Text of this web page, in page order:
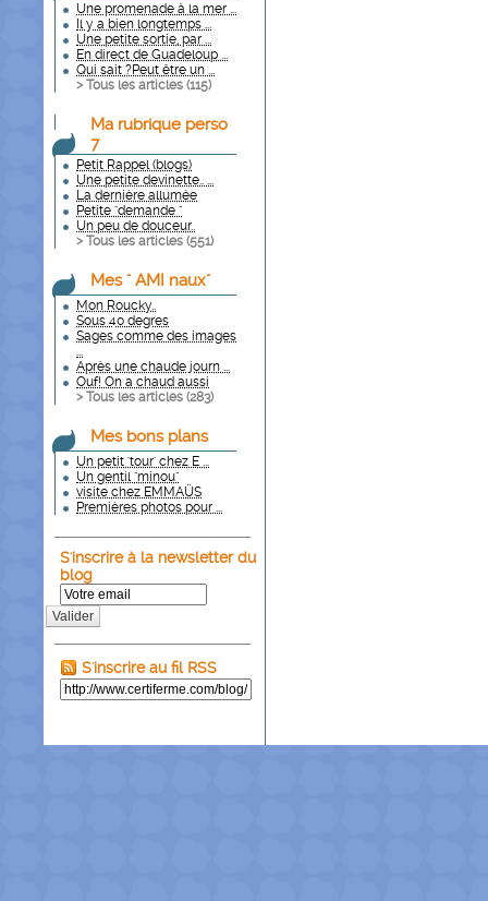
Une promenade à la mer ...
Il y a bien longtemps ...
Une petite sortie, par ...
En direct de Guadeloup ...
Qui sait ?Peut être un ...
> Tous les articles (115)
Ma rubrique perso
7
Petit Rappel (blogs)
Une petite devinette.. ...
La dernière allumée
Petite "demande "
Un peu de douceur..
> Tous les articles (551)
Mes " AMI naux"
Mon Roucky..
Sous 40 degres
Sages comme des images
...
Après une chaude journ ...
Ouf! On a chaud aussi
> Tous les articles (283)
Mes bons plans
Un petit 'tour' chez E ...
Un gentil "minou"
visite chez EMMAÜS
Premières photos pour ...
S'inscrire à la newsletter du
blog
Valider
S'inscrire au fil RSS